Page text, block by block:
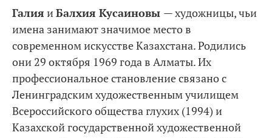
Галия иБалхия Кусаиновы — художницы, чьи
имена занимают значимое место в
современном искусстве Казахстана. Родились
они 29 октября 1969 года в Алматы. Их
профессиональное становление связано с
Ленинградским художественным училищем
Всероссийского общества глухих (1994) и
Казахской государственной художественной